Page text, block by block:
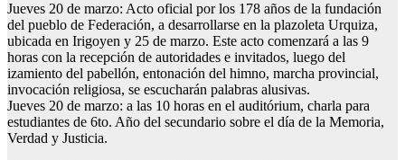
Jueves 20 de marzo: Acto oficial por los 178 años de la fundación
del pueblo de Federación, a desarrollarse en la plazoleta Urquiza,
ubicada en Irigoyen y 25 de marzo. Este acto comenzará a las 9
horas con la recepción de autoridades e invitados, luego del
izamiento del pabellón, entonación del himno, marcha provincial,
invocación religiosa, se escucharán palabras alusivas.
Jueves 20 de marzo: a las 10 horas en el auditórium, charla para
estudiantes de 6to. Año del secundario sobre el día de la Memoria,
Verdad y Justicia.